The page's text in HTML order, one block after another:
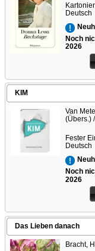
Deutsch
Noch
2026
KIM
Van
(Übers.)
Fester
Deutsch
Noch
2026
Das Lieben danach
Bracht,